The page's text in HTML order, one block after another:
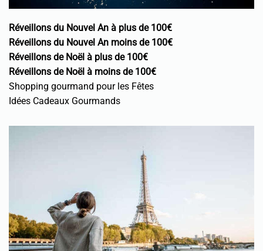
Réveillons du Nouvel An à plus de 100€
Réveillons du Nouvel An moins de 100€
Réveillons de Noël à plus de 100€
Réveillons de Noël à moins de 100€
Shopping gourmand pour les Fêtes
Idées Cadeaux Gourmands